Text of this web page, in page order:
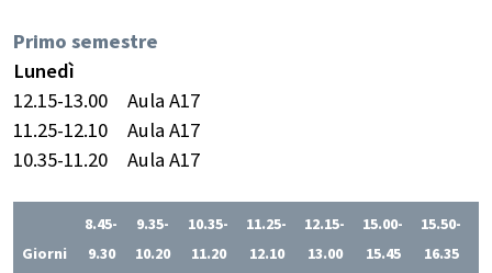
Primo semestre
Lunedì
12.15-13.00
Aula A17
11.25-12.10
Aula A17
10.35-11.20
Aula A17
Giorni
8.45-
9.30
9.35-
10.20
10.35-
11.20
11.25-
12.10
12.15-
13.00
15.00-
15.45
15.50-
16.35